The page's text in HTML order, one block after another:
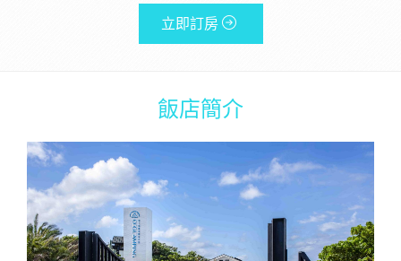
立即訂房
飯店簡介